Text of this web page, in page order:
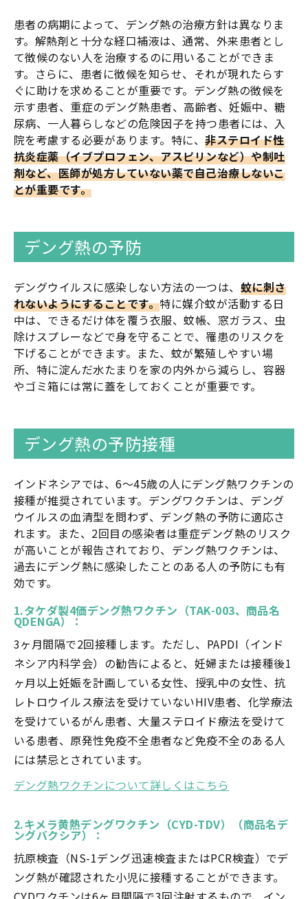
患者の病期によって、デング熱の治療方針は異なりま
す。解熱剤と十分な経口補液は、通常、外来患者とし
て徴候のない人を治療するのに用いることができま
す。さらに、患者に徴候を知らせ、それが現れたらす
ぐに助けを求めることが重要です。デング熱の徴候を
示す患者、重症のデング熱患者、高齢者、妊娠中、糖
尿病、一人暮らしなどの危険因子を持つ患者には、入
院を考慮する必要があります。特に、非ステロイド性
抗炎症薬（イブプロフェン、アスピリンなど）や制吐
剤など、医師が処方していない薬で自己治療しないこ
とが重要です。
デング熱の予防
デングウイルスに感染しない方法の一つは、 蚊に刺さ
れないようにすることです。特に媒介蚊が活動する日
中は、できるだけ体を覆う衣服、蚊帳、窓ガラス、虫
除けスプレーなどで身を守ることで、罹患のリスクを
下げることができます。また、蚊が繁殖しやすい場
所、特に淀んだ水たまりを家の内外から減らし、容器
やゴミ箱には常に蓋をしておくことが重要です。
デング熱の予防接種
インドネシアでは、6～45歳の人にデング熱ワクチンの
接種が推奨されています。デングワクチンは、デング
ウイルスの血清型を問わず、デング熱の予防に適応さ
れます。また、2回目の感染者は重症デング熱のリスク
が高いことが報告されており、デング熱ワクチンは、
過去にデング熱に感染したことのある人の予防にも有
効です。
1.タケダ製4価デング熱ワクチン（TAK-003、商品名
QDENGA）：
3ヶ月間隔で2回接種します。ただし、PAPDI（インド
ネシア内科学会）の勧告によると、妊婦または接種後1
ヶ月以上妊娠を計画している女性、授乳中の女性、抗
レトロウイルス療法を受けていないHIV患者、化学療法
を受けているがん患者、大量ステロイド療法を受けて
いる患者、原発性免疫不全患者など免疫不全のある人
には禁忌とされています。
デング熱ワクチンについて詳しくはこちら
2.キメラ黄熱デングワクチン（CYD-TDV）（商品名デ
ングバクシア）：
抗原検査（NS-1デング迅速検査またはPCR検査）でデ
ング熱が確認された小児に接種することができます。